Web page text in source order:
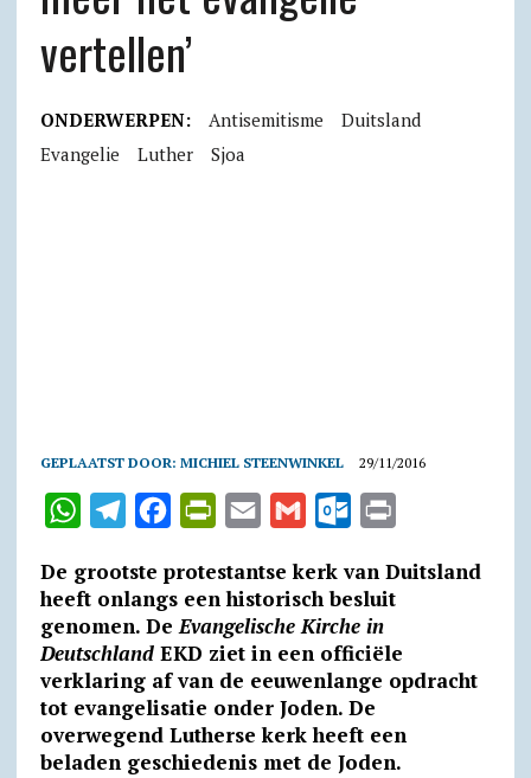
vertellen’
ONDERWERPEN: Antisemitisme
Duitsland
Evangelie
Luther Sjoa
GEPLAATST DOOR: MICHIEL STEENWINKEL 29/11/2016
W
a
t
s
A
p
p
T
l
e
g
r
a
m
c
e
b
o
o
k
i
n
t
F
r
i
a
i
l
a
i
l
t
l
o
o
k
.
i
t
De grootste protestantse kerk van Duitsland
heeft onlangs een historisch besluit
genomen. DeEvangelische Kirche in
Deutschland EKD ziet in een officiële
verklaring af van de eeuwenlange opdracht
tot evangelisatie onder Joden. De
overwegend Lutherse kerk heeft een
beladen geschiedenis met de Joden.